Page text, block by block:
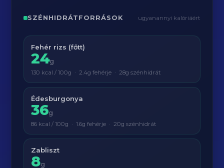
SZÉNHIDRÁTFORRÁSOK ugyanannyi kalóriáért
Fehér rizs (főtt)
24g
130 kcal / 100g · 2.4g fehérje · 28g szénhidrát
Édesburgonya
36g
86 kcal / 100g · 1.6g fehérje · 20g szénhidrát
Zabliszt
8g